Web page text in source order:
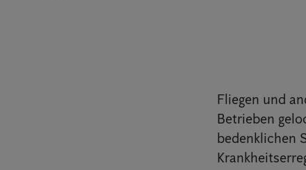
Fliegen und
Betrieben
bedenklichen